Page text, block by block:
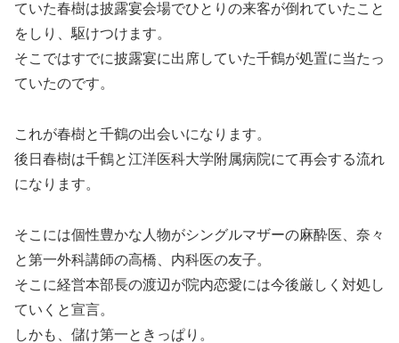
ていた春樹は披露宴会場でひとりの来客が倒れていたこと
をしり、駆けつけます。
そこではすでに披露宴に出席していた千鶴が処置に当たっ
ていたのです。
これが春樹と千鶴の出会いになります。
後日春樹は千鶴と江洋医科大学附属病院にて再会する流れ
になります。
そこには個性豊かな人物がシングルマザーの麻酔医、奈々
と第一外科講師の高橋、内科医の友子。
そこに経営本部長の渡辺が院内恋愛には今後厳しく対処し
ていくと宣言。
しかも、儲け第一ときっぱり。